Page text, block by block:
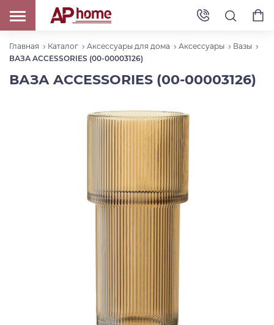
Главная Каталог Аксессуары для дома Аксессуары
Вазы
ВАЗА ACCESSORIES (00-00003126)
ВАЗА ACCESSORIES (00-00003126)